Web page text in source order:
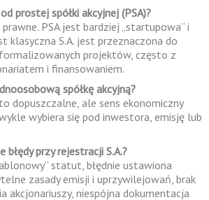
prostej spółki akcyjnej (PSA)?
PSA jest bardziej „startupowa” i
klasyczna S.A. jest przeznaczona do
projektów, często z
i finansowaniem.
spółkę akcyjną?
dopuszczalne, ale sens ekonomiczny
wybiera się pod inwestora, emisję lub
błędy przy rejestracji S.A.?
statut, błędnie ustawiona
zasady emisji i uprzywilejowań, brak
akcjonariuszy, niespójna dokumentacja